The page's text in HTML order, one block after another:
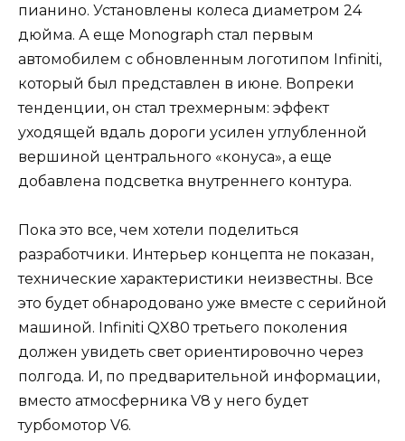
пианино. Установлены колеса диаметром 24
дюйма. А еще Monograph стал первым
автомобилем с обновленным логотипом Infiniti,
который был представлен в июне. Вопреки
тенденции, он стал трехмерным: эффект
уходящей вдаль дороги усилен углубленной
вершиной центрального «конуса», а еще
добавлена подсветка внутреннего контура.
Пока это все, чем хотели поделиться
разработчики. Интерьер концепта не показан,
технические характеристики неизвестны. Все
это будет обнародовано уже вместе с серийной
машиной. Infiniti QX80 третьего поколения
должен увидеть свет ориентировочно через
полгода. И, по предварительной информации,
вместо атмосферника V8 у него будет
турбомотор V6.